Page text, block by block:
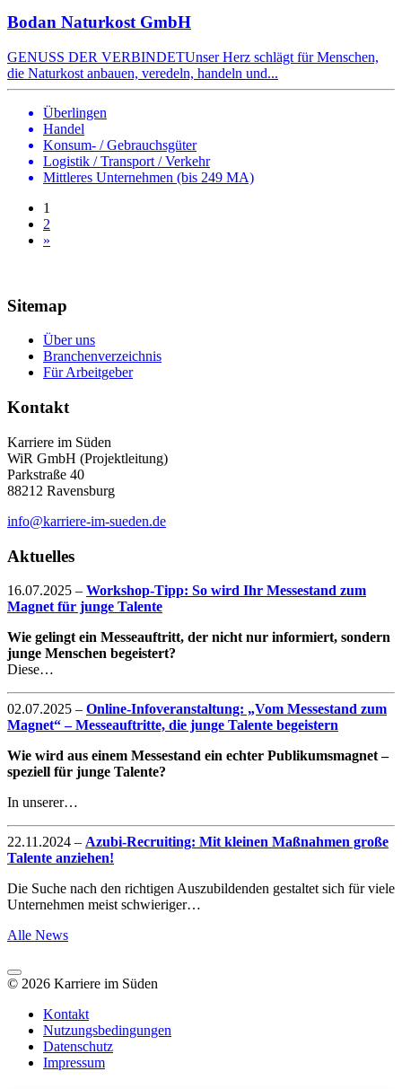
Bodan Naturkost GmbH
GENUSS DER VERBINDETUnser Herz schlägt für Menschen,
die Naturkost anbauen, veredeln, handeln und...
Überlingen
Handel
Konsum- / Gebrauchsgüter
Logistik / Transport / Verkehr
Mittleres Unternehmen (bis 249 MA)
1
2
»
Sitemap
Über uns
Branchenverzeichnis
Für Arbeitgeber
Kontakt
Karriere im Süden
WiR GmbH (Projektleitung)
Parkstraße 40
88212 Ravensburg
info@karriere-im-sueden.de
Aktuelles
16.07.2025 – Workshop-Tipp: So wird Ihr Messestand zum
Magnet für junge Talente
Wie gelingt ein Messeauftritt, der nicht nur informiert, sondern
junge Menschen begeistert?
Diese…
02.07.2025 – Online-Infoveranstaltung: „Vom Messestand zum
Magnet“ – Messeauftritte, die junge Talente begeistern
Wie wird aus einem Messestand ein echter Publikumsmagnet –
speziell für junge Talente?
In unserer…
22.11.2024 – Azubi-Recruiting: Mit kleinen Maßnahmen große
Talente anziehen!
Die Suche nach den richtigen Auszubildenden gestaltet sich für viele
Unternehmen meist schwieriger…
Alle News
© 2026 Karriere im Süden
Kontakt
Nutzungsbedingungen
Datenschutz
Impressum